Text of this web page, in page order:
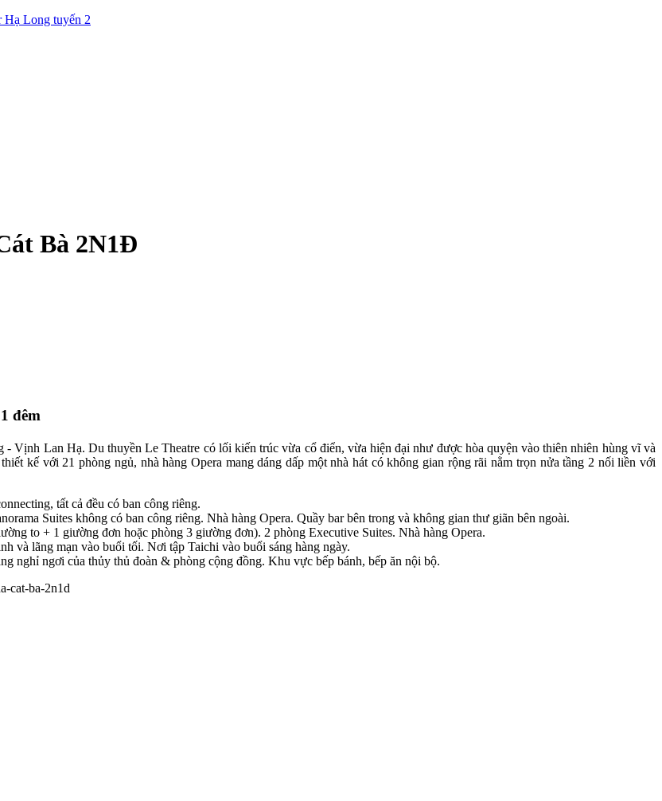
Bà 2N1Đ
đêm
Vịnh Lan Hạ. Du thuyền Le Theatre có lối kiến trúc vừa cổ điển, vừa hiện đại như được hòa quyện vào thiên nhiên hùng vĩ và
kế với 21 phòng ngủ, nhà hàng Opera mang dáng dấp một nhà hát có không gian rộng rãi nằm trọn nửa tầng 2 nối liền với
tất cả đều có ban công riêng.
Suites không có ban công riêng. Nhà hàng Opera. Quầy bar bên trong và không gian thư giãn bên ngoài.
to + 1 giường đơn hoặc phòng 3 giường đơn). 2 phòng Executive Suites. Nhà hàng Opera.
và lãng mạn vào buổi tối. Nơi tập Taichi vào buổi sáng hàng ngày.
nghỉ ngơi của thủy thủ đoàn & phòng cộng đồng. Khu vực bếp bánh, bếp ăn nội bộ.